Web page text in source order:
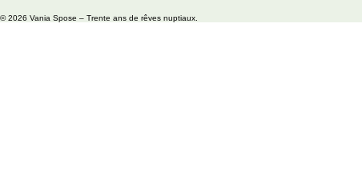
© 2026 Vania Spose – Trente ans de rêves nuptiaux.